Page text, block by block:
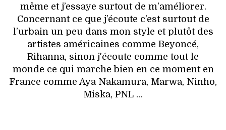
même et j’essaye surtout de m’améliorer.
Concernant ce que j’écoute c’est surtout de
l’urbain un peu dans mon style et plutôt des
artistes américaines comme Beyoncé,
Rihanna, sinon j'écoute comme tout le
monde ce qui marche bien en ce moment en
France comme Aya Nakamura, Marwa, Ninho,
Miska, PNL …